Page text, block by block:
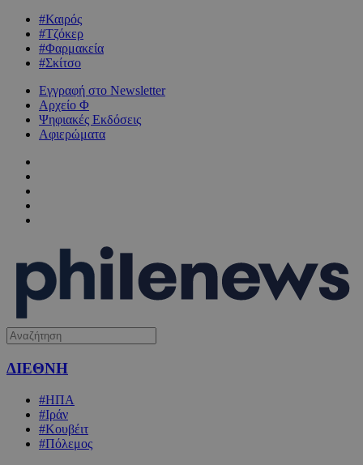
#Καιρός
#Τζόκερ
#Φαρμακεία
#Σκίτσο
Εγγραφή στο Newsletter
Αρχείο Φ
Ψηφιακές Εκδόσεις
Αφιερώματα
ΔΙΕΘΝΗ
#ΗΠΑ
#Ιράν
#Κουβέιτ
#Πόλεμος